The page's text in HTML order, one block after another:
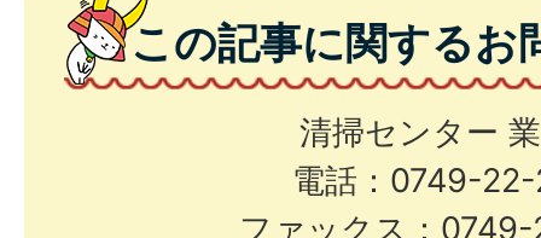
この記事に関するお
清掃センター
電話：0749-
ファックス：